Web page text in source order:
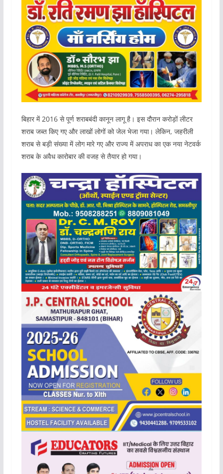
बिहार में 2016 से पूर्ण शराबबंदी कानून लागू है। इस दौरान करोड़ों लीटर
शराब जब्त किए गए और लाखों लोगों को जेल भेजा गया। लेकिन, जहरीली
शराब से बड़ी संख्या में लोग मारे गए और राज्य में अपराध का एक नया नेटवर्क
शराब के अवैध कारोबार की वजह से तैयार हो गया।